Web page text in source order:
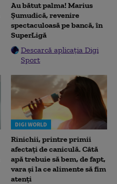
Au bătut palma! Marius
Șumudică, revenire
spectaculoasă pe bancă, în
SuperLigă
Descarcă aplicația Digi
Sport
DIGI WORLD
Rinichii, printre primii
afectați de caniculă. Câtă
apă trebuie să bem, de fapt,
vara și la ce alimente să fim
atenți